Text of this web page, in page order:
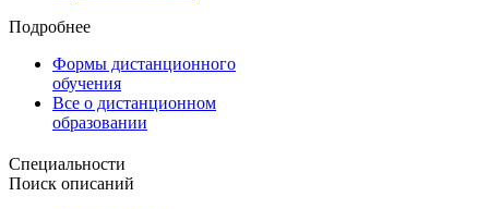
Подробнее
Формы дистанционного
обучения
Все о дистанционном
образовании
Специальности
Поиск описаний